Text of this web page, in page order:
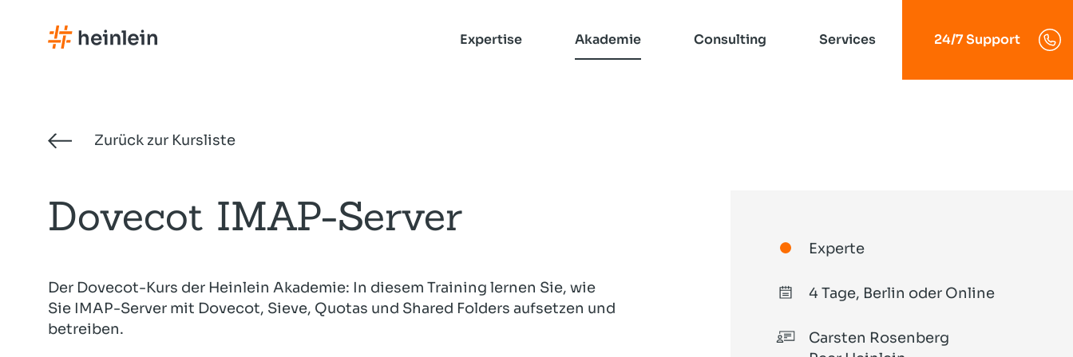
Expertise
Expertise
Geballtes Wissen und vereinte Erfahrung
– von Profis für Profis.
Dovecot
POP3 und IMAP
Akademie
Akademie
Für die oberen 10% des Wissens – unsere
Linux-Schulungen für IT-Experten.
Consulting
Consulting
IT-Beratung und praktisches Hands-On,
lösungsorientiert und nachhaltig.
Ceph
Services
Services
Unterstützung und Absicherung für Ihre
kritische IT-Infrastruktur.
Spamfilter-Service
24/7 Support
Zurück zur Kursliste
Dovecot IMAP-Server
Der Dovecot-Kurs der Heinlein Akademie: In diesem Training lernen Sie, wie
Sie IMAP-Server mit Dovecot, Sieve, Quotas und Shared Folders aufsetzen und
betreiben.
Experte
4 Tage, Berlin oder Online
Carsten Rosenberg